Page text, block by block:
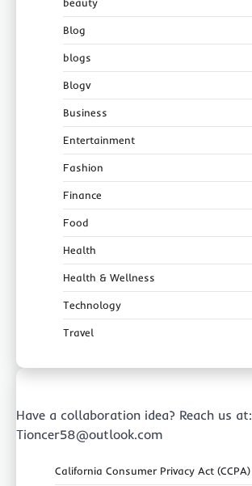
Blog
blogs
Blogv
Business
Entertainment
Fashion
Finance
Food
Health
Health & Wellness
Technology
Travel
Have a collaboration idea? Reach us at:
Tioncer58@outlook.com
California Consumer Privacy Act (CCPA)